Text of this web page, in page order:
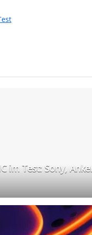
im Test: Sony,